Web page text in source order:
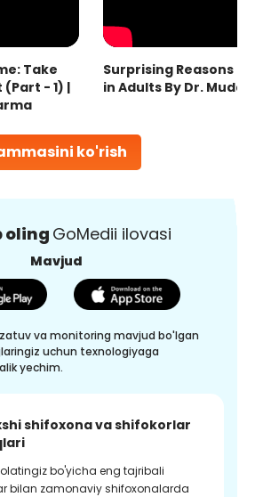
ko'rish
Take
- 1) |
Surprising Reasons
in Adults By Dr.
oling GoMedii ilovasi
Mavjud
va monitoring mavjud bo'lgan
uchun texnologiyaga
yechim.
shifoxona va shifokorlar
bo'yicha eng tajribali
bilan zamonaviy shifoxonalarda